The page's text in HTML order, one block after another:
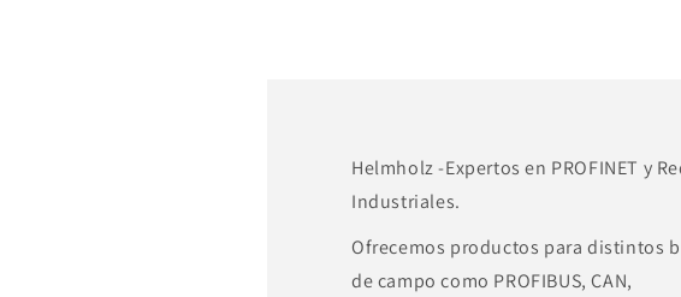
Helmholz -Expertos en PROFINET y
Industriales.
Ofrecemos productos para distintos
de campo como PROFIBUS, CAN,